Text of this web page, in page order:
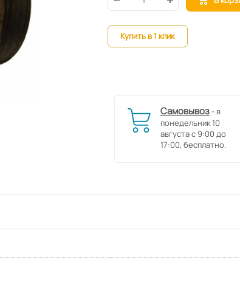
Купить в 1 клик
Самовывоз- в
понедельник 10
августа с 9:00 до
17:00, бесплатно.